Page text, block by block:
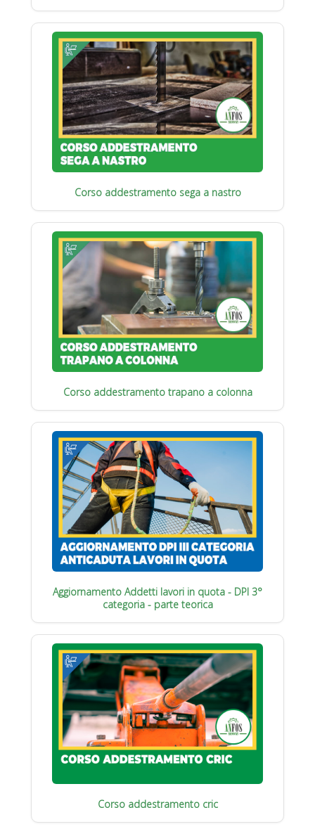
Corso addestramento sega a nastro
Corso addestramento trapano a colonna
Aggiornamento Addetti lavori in quota - DPI 3°
categoria - parte teorica
Corso addestramento cric